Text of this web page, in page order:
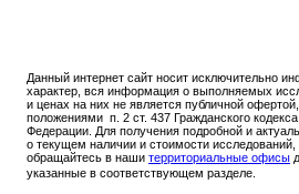
Данный интернет сайт носит исключительно
характер, вся информация о выполняемых
и ценах на них не является публичной
положениями п. 2 ст. 437 Гражданского
Федерации. Для получения подробной и
о текущем наличии и стоимости исследований,
обращайтесь в наши территориальные офисы
указанные в соответствующем разделе.